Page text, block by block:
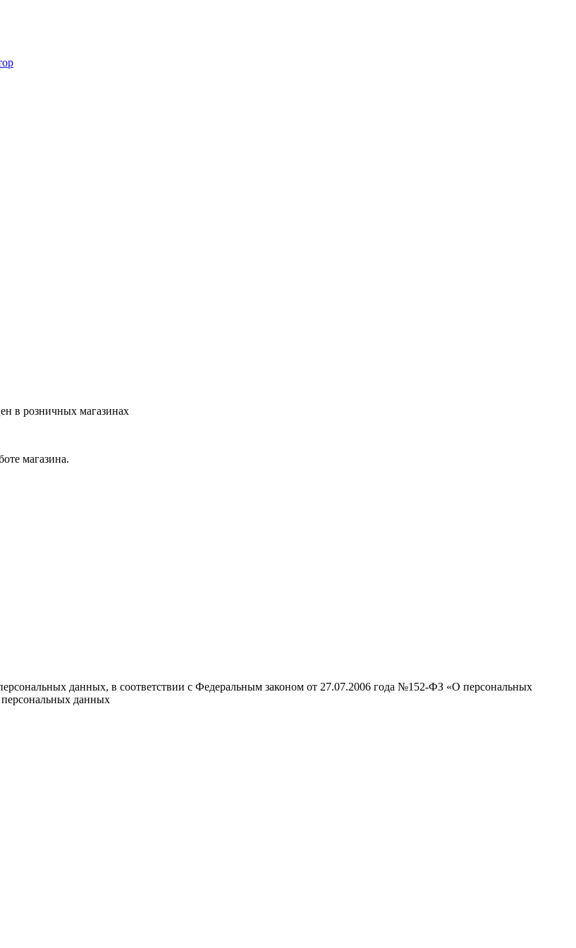
в розничных магазинах
магазина.
данных, в соответствии с Федеральным законом от 27.07.2006 года №152-ФЗ «О персональных
данных